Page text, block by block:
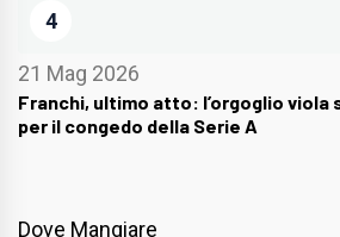
4
21 Mag 2026
Franchi, ultimo atto: l’orgoglio viola
per il congedo della Serie A
Dove Mangiare